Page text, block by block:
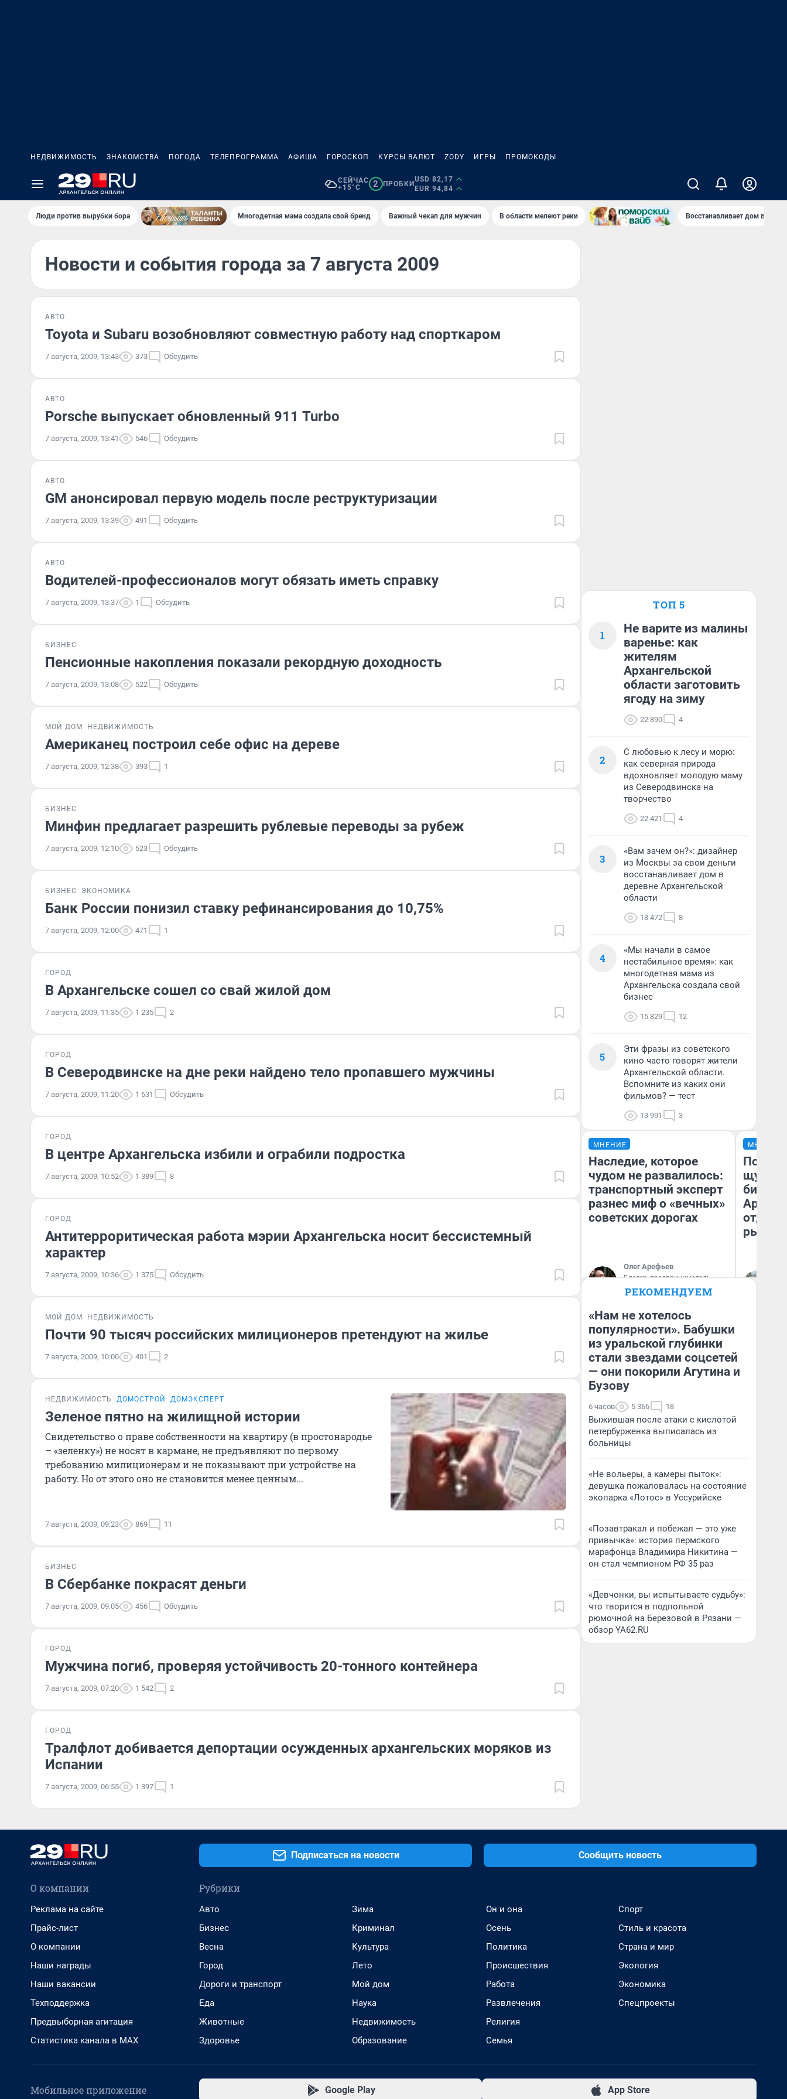
НЕДВИЖИМОСТЬ ЗНАКОМСТВА ПОГОДА ТЕЛЕПРОГРАММА АФИША ГОРОСКОП КУРСЫ ВАЛЮТ ZODY ИГРЫ ПРОМОКОДЫ
СЕЙЧАС
+15°C
2 ПРОБКИ
USD 82,17
EUR 94,84
Люди против вырубки бора Многодетная мама создала свой бренд Важный чекап для мужчин В области мелеют реки Восстанавливает дом в
Новости и события города за 7 августа 2009
АВТО
Toyota и Subaru возобновляют совместную работу над спорткаром
7 августа, 2009, 13:43 373 Обсудить
АВТО
Porsche выпускает обновленный 911 Turbo
7 августа, 2009, 13:41 546 Обсудить
АВТО
GM анонсировал первую модель после реструктуризации
7 августа, 2009, 13:39 491 Обсудить
АВТО
Водителей-профессионалов могут обязать иметь справку
7 августа, 2009, 13:37 1 Обсудить
БИЗНЕС
Пенсионные накопления показали рекордную доходность
7 августа, 2009, 13:08 522 Обсудить
МОЙ ДОМ НЕДВИЖИМОСТЬ
Американец построил себе офис на дереве
7 августа, 2009, 12:38 393 1
БИЗНЕС
Минфин предлагает разрешить рублевые переводы за рубеж
7 августа, 2009, 12:10 523 Обсудить
БИЗНЕС ЭКОНОМИКА
Банк России понизил ставку рефинансирования до 10,75%
7 августа, 2009, 12:00 471 1
ГОРОД
В Архангельске сошел со свай жилой дом
7 августа, 2009, 11:35 1 235 2
ГОРОД
В Северодвинске на дне реки найдено тело пропавшего мужчины
7 августа, 2009, 11:20 1 631 Обсудить
ГОРОД
В центре Архангельска избили и ограбили подростка
7 августа, 2009, 10:52 1 389 8
ГОРОД
Антитерроритическая работа мэрии Архангельска носит бессистемный
характер
7 августа, 2009, 10:36 1 375 Обсудить
МОЙ ДОМ НЕДВИЖИМОСТЬ
Почти 90 тысяч российских милиционеров претендуют на жилье
7 августа, 2009, 10:00 401 2
НЕДВИЖИМОСТЬ ДОМОСТРОЙ ДОМЭКСПЕРТ
Зеленое пятно на жилищной истории
Свидетельство о праве собственности на квартиру (в простонародье
– «зеленку») не носят в кармане, не предъявляют по первому
требованию милиционерам и не показывают при устройстве на
работу. Но от этого оно не становится менее ценным...
7 августа, 2009, 09:23 869 11
БИЗНЕС
В Сбербанке покрасят деньги
7 августа, 2009, 09:05 456 Обсудить
ГОРОД
Мужчина погиб, проверяя устойчивость 20-тонного контейнера
7 августа, 2009, 07:20 1 542 2
ГОРОД
Тралфлот добивается депортации осужденных архангельских моряков из
Испании
7 августа, 2009, 06:55 1 397 1
ТОП 5
1
Не варите из малины
варенье: как
жителям
Архангельской
области заготовить
ягоду на зиму
22 890 4
2
С любовью к лесу и морю:
как северная природа
вдохновляет молодую маму
из Северодвинска на
творчество
22 421 4
3
«Вам зачем он?»: дизайнер
из Москвы за свои деньги
восстанавливает дом в
деревне Архангельской
области
18 472 8
4
«Мы начали в самое
нестабильное время»: как
многодетная мама из
Архангельска создала свой
бизнес
15 829 12
5
Эти фразы из советского
кино часто говорят жители
Архангельской области.
Вспомните из каких они
фильмов? — тест
13 991 3
МНЕНИЕ
Наследие, которое
чудом не развалилось:
транспортный эксперт
разнес миф о «вечных»
советских дорогах
Олег Арефьев
Блогер, предприниматель,
бизнесе
МНЕНИЕ
щука!
РЕКОМЕНДУЕМ
«Нам не хотелось
популярности». Бабушки
из уральской глубинки
стали звездами соцсетей
— они покорили Агутина и
Бузову
6 часов 5 366 18
Выжившая после атаки с кислотой
петербурженка выписалась из
больницы
«Не вольеры, а камеры пыток»:
девушка пожаловалась на состояние
экопарка «Лотос» в Уссурийске
«Позавтракал и побежал — это уже
привычка»: история пермского
марафонца Владимира Никитина —
он стал чемпионом РФ 35 раз
«Девчонки, вы испытываете судьбу»:
что творится в подпольной
рюмочной на Березовой в Рязани —
обзор YA62.RU
Подписаться на новости Сообщить новость
О компании
Реклама на сайте
Прайс-лист
О компании
Наши награды
Наши вакансии
Техподдержка
Предвыборная агитация
Статистика канала в MAX
Рубрики
Авто
Бизнес
Весна
Город
Дороги и транспорт
Еда
Животные
Здоровье
Зима
Криминал
Культура
Лето
Мой дом
Наука
Недвижимость
Образование
Он и она
Осень
Политика
Происшествия
Работа
Развлечения
Религия
Семья
Спорт
Стиль и красота
Страна и мир
Экология
Экономика
Спецпроекты
Мобильное приложение Google Play App Store